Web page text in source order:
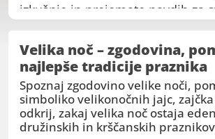
izkušnje in prejemate navdih za
duhovno potovanje. Ne glede
začetnik ali izkušen raziskovalec
vas vabimo, da se nam pridružite
soustvarjate pozitivno, duhovno
Velika noč – zgodovina,
najlepše tradicije praznika
Spoznaj zgodovino velike noči,
simboliko velikonočnih jajc,
odkrij, zakaj velika noč ostaja
družinskih in krščanskih